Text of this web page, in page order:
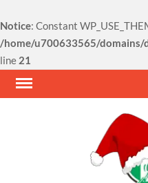
Notice: Constant
/home/u700633565/domains/
line 21
Skip